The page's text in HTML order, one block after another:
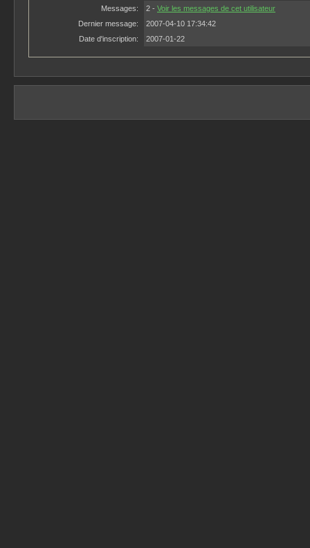
Messages: 2 - Voir les messages de cet utilisateur
Dernier message:
2007-04-10 17:34:42
Date d'inscription:
2007-01-22